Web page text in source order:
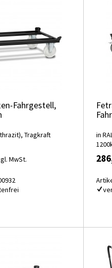
Fahrgestell,
Tragkraft
MwSt.
in